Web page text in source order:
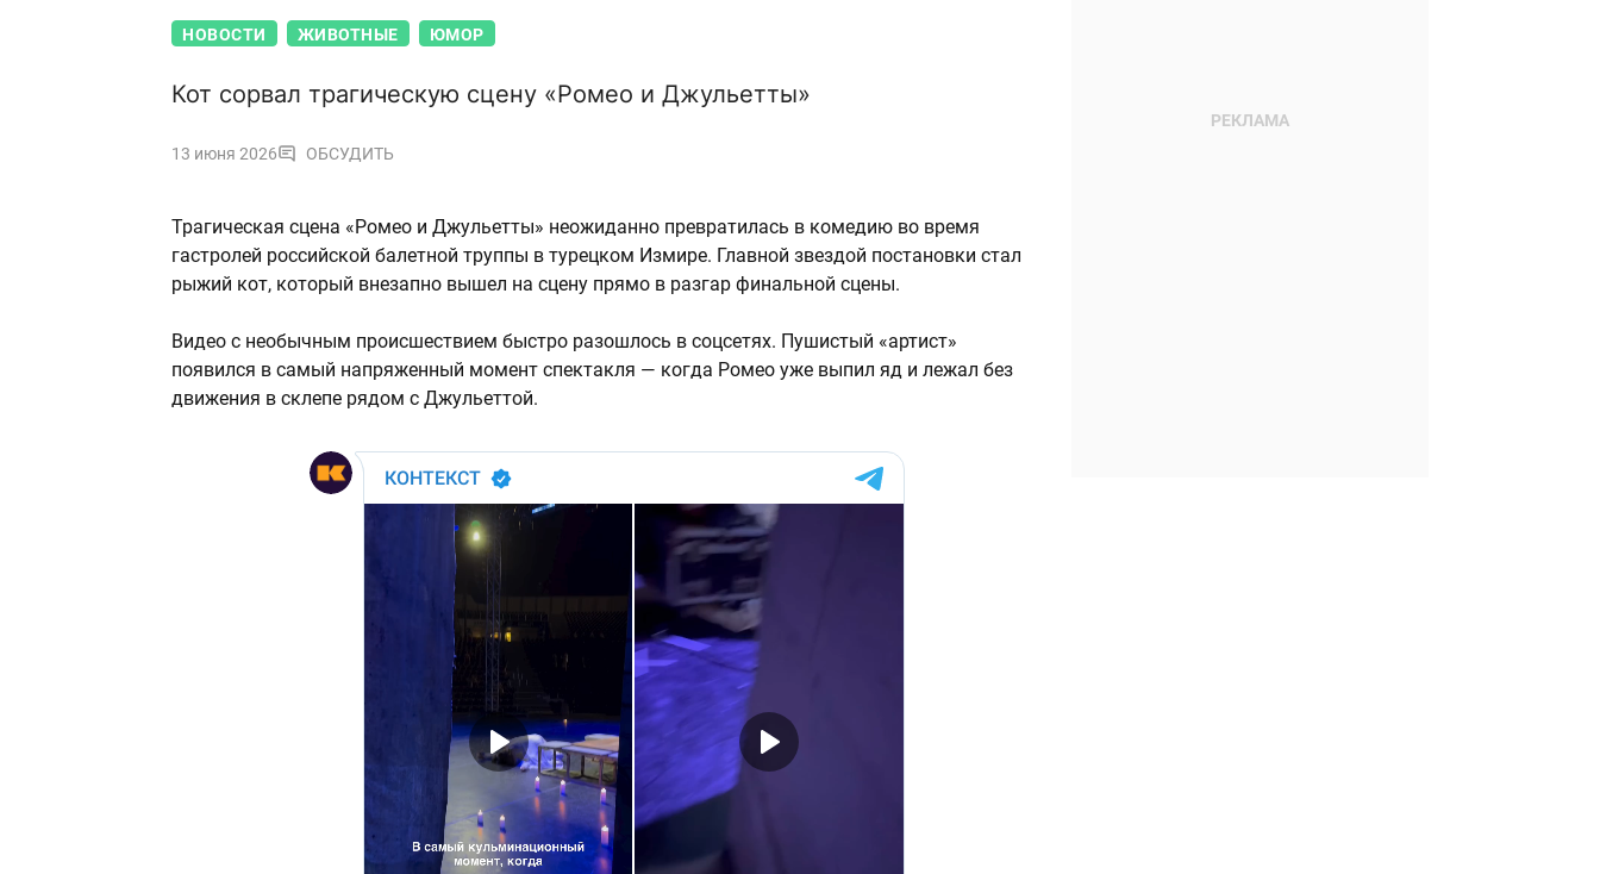
НОВОСТИ ЖИВОТНЫЕ ЮМОР
Кот сорвал трагическую сцену «Ромео и Джульетты»
13 июня 2026 ОБСУДИТЬ
Трагическая сцена «Ромео и Джульетты» неожиданно превратилась в комедию во время
гастролей российской балетной труппы в турецком Измире. Главной звездой постановки стал
рыжий кот, который внезапно вышел на сцену прямо в разгар финальной сцены.
Видео с необычным происшествием быстро разошлось в соцсетях. Пушистый «артист»
появился в самый напряженный момент спектакля — когда Ромео уже выпил яд и лежал без
движения в склепе рядом с Джульеттой.